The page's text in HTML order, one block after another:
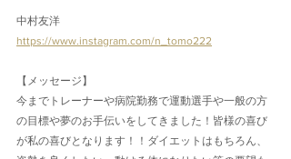
中村友洋
https://www.instagram.com/n_tomo222
【メッセージ】
今までトレーナーや病院勤務で運動選手や一般の方
の目標や夢のお手伝いをしてきました！皆様の喜び
が私の喜びとなります！！ダイエットはもちろん、